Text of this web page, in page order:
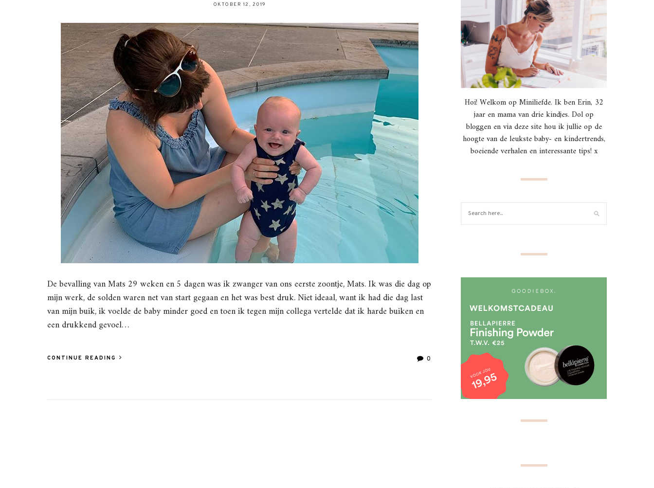
OKTOBER 12, 2019
De bevalling van Mats 29 weken en 5 dagen was ik zwanger van ons eerste zoontje, Mats. Ik was die dag op
mijn werk, de solden waren net van start gegaan en het was best druk. Niet ideaal, want ik had die dag last
van mijn buik, ik voelde de baby minder goed en toen ik tegen mijn collega vertelde dat ik harde buiken en
een drukkend gevoel…
CONTINUE READING 0
Hoi! Welkom op Miniliefde. Ik ben Erin, 32
jaar en mama van drie kindjes. Dol op
bloggen en via deze site hou ik jullie op de
hoogte van de leukste baby- en kindertrends,
boeiende verhalen en interessante tips! x